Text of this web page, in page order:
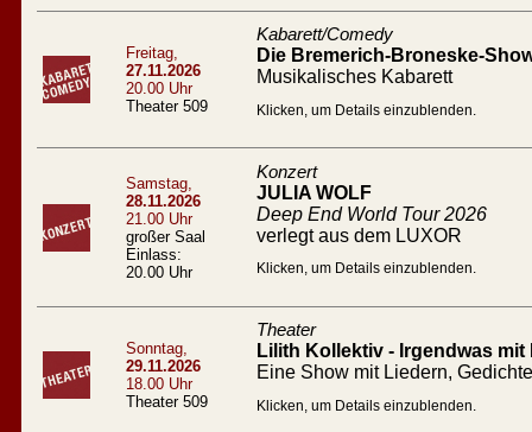
Freitag,
27.11.2026
20.00 Uhr
Theater 509
Kabarett/Comedy
Die Bremerich-Broneske-
Musikalisches Kabarett
Klicken, um Details einzublenden.
Samstag,
28.11.2026
21.00 Uhr
großer Saal
Einlass:
20.00 Uhr
Konzert
JULIA WOLF
Deep End World Tour 2026
verlegt aus dem LUXOR
Klicken, um Details einzublenden.
Sonntag,
29.11.2026
18.00 Uhr
Theater 509
Theater
Lilith Kollektiv - Irgendwas mit
Eine Show mit Liedern,
Klicken, um Details einzublenden.